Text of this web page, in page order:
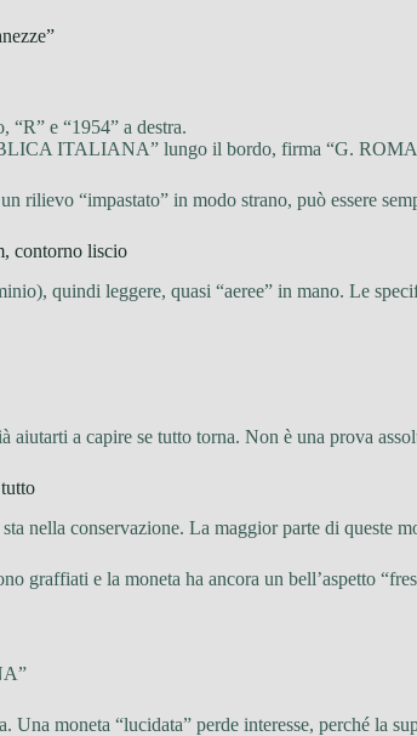
“R” e “1954” a destra.
ITALIANA” lungo il bordo, firma “G.
rilievo “impastato” in modo strano, può essere
contorno liscio
quindi leggere, quasi “aeree” in mano. Le
a capire se tutto torna. Non è una prova
nella conservazione. La maggior parte di queste
graffiati e la moneta ha ancora un bell’aspetto
Una moneta “lucidata” perde interesse, perché la